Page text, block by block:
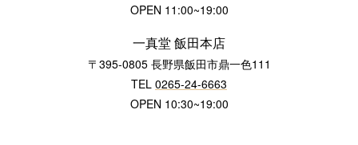
OPEN 11:00~19:00
一真堂 飯田本店
〒395-0805 長野県飯田市鼎一色111
TEL 0265-24-6663
OPEN 10:30~19:00